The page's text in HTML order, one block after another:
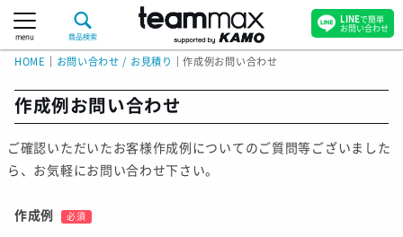
menu 商品検索
HOME お問い合わせ / お見積り ｜作成例お問い合わせ
作成例お問い合わせ
ご確認いただいたお客様作成例についてのご質問等ございました
ら、お気軽にお問い合わせ下さい。
作成例 必須
LINEで簡単
お問い合わせ